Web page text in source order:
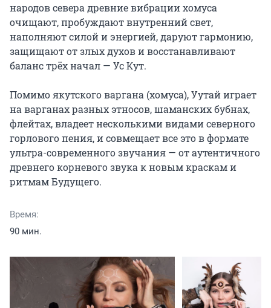
народов севера древние вибрации хомуса
очищают, пробуждают внутренний свет,
наполняют силой и энергией, даруют гармонию,
защищают от злых духов и восстанавливают
баланс трёх начал — Ус Кут.
Помимо якутского варгана (хомуса), Уутай играет
на варганах разных этносов, шаманских бубнах,
флейтах, владеет несколькими видами северного
горлового пения, и совмещает все это в формате
ультра-современного звучания — от аутентичного
древнего корневого звука к новым краскам и
ритмам Будущего.
Время:
90 мин.